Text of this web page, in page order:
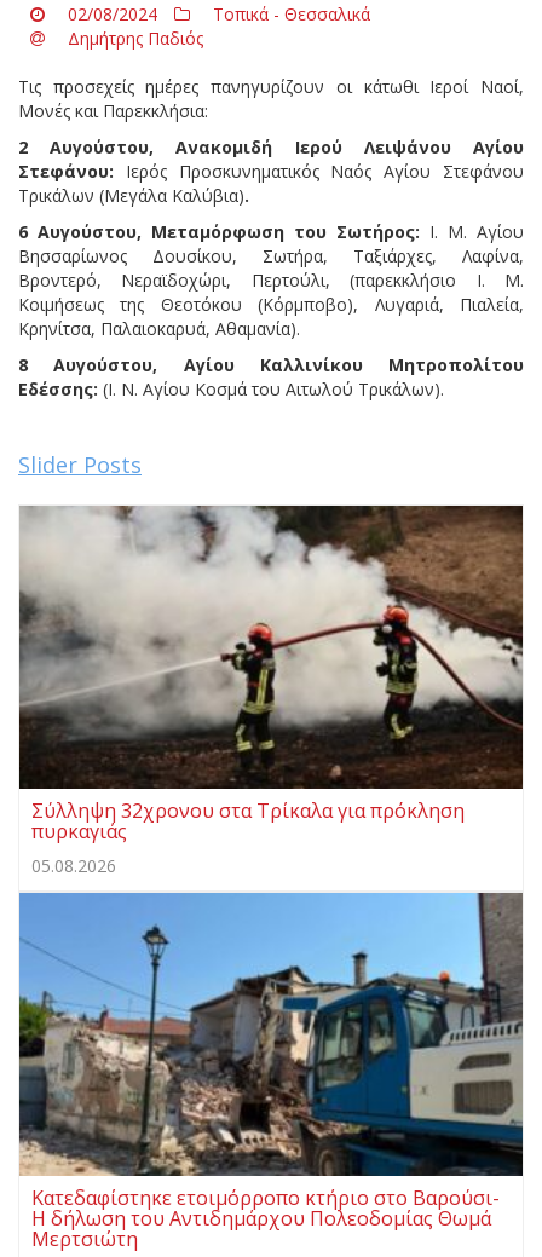
02/08/2024
Τοπικά - Θεσσαλικά
Δημήτρης Παδιός
Τις προσεχείς ημέρες πανηγυρίζουν οι κάτωθι Ιεροί Ναοί,
Μονές και Παρεκκλήσια:
2 Αυγούστου, Ανακομιδή Ιερού Λειψάνου Αγίου
Στεφάνου: Ιερός Προσκυνηματικός Ναός Αγίου Στεφάνου
Τρικάλων (Μεγάλα Καλύβια).
6 Αυγούστου, Μεταμόρφωση του Σωτήρος: Ι. Μ. Αγίου
Βησσαρίωνος Δουσίκου, Σωτήρα, Ταξιάρχες, Λαφίνα,
Βροντερό, Νεραϊδοχώρι, Περτούλι, (παρεκκλήσιο Ι. Μ.
Κοιμήσεως της Θεοτόκου (Κόρμποβο), Λυγαριά, Πιαλεία,
Κρηνίτσα, Παλαιοκαρυά, Αθαμανία).
8 Αυγούστου, Αγίου Καλλινίκου Μητροπολίτου
Εδέσσης: (Ι. Ν. Αγίου Κοσμά του Αιτωλού Τρικάλων).
Slider Posts
Σύλληψη 32χρονου στα Τρίκαλα για πρόκληση
πυρκαγιάς
05.08.2026
Κατεδαφίστηκε ετοιμόρροπο κτήριο στο Βαρούσι-
Η δήλωση του Αντιδημάρχου Πολεοδομίας Θωμά
Μερτσιώτη